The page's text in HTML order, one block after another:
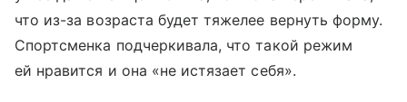
что из-за возраста будет тяжелее вернуть форму.
Спортсменка подчеркивала, что такой режим
ей нравится и она «не истязает себя».